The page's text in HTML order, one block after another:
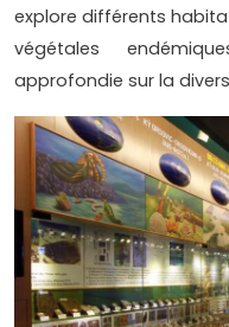
explore différents
végétales
approfondie sur la